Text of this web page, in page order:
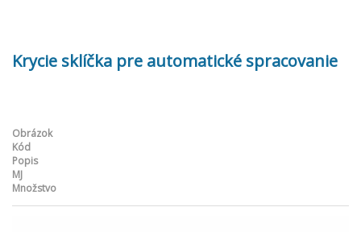
Krycie sklíčka pre automatické spracovanie
Obrázok
Kód
Popis
MJ
Množstvo